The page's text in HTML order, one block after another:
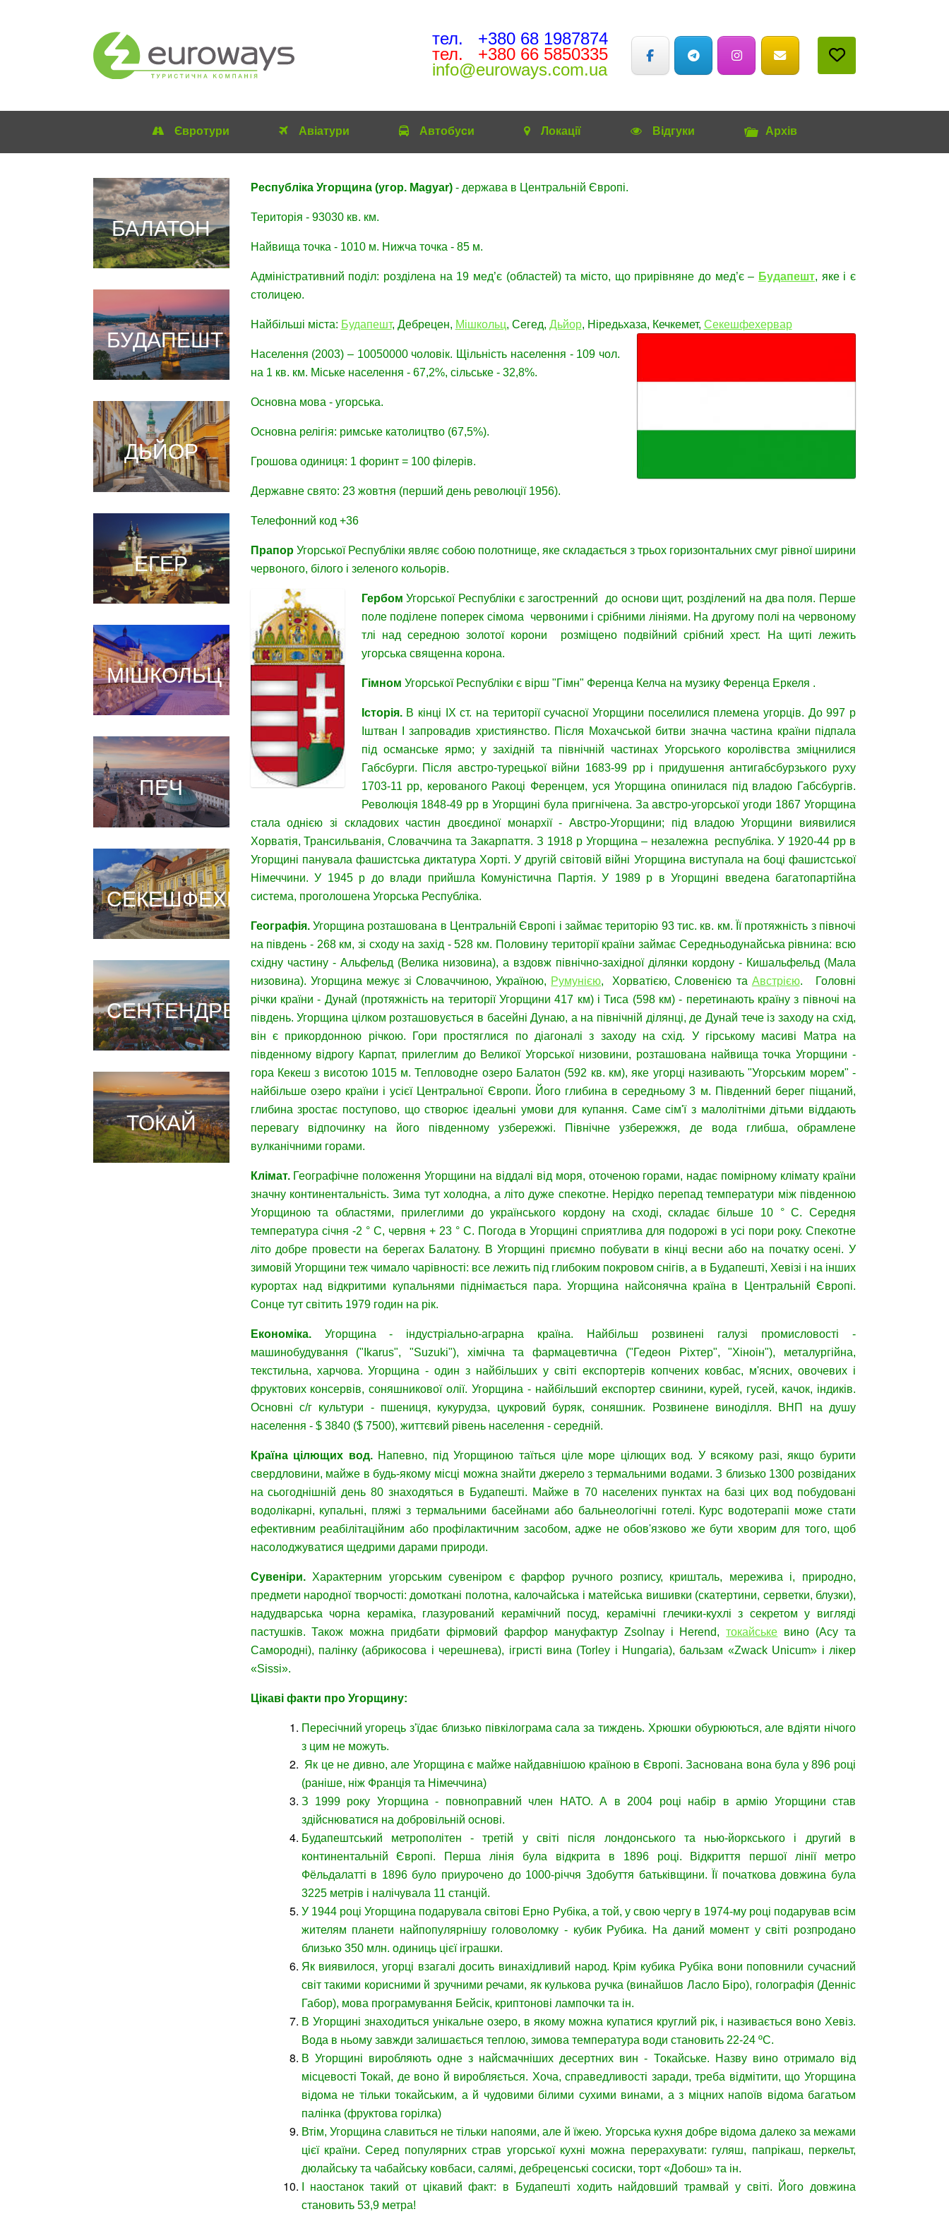
тел. +380 68 1987874
тел. +380 66 5850335
info@euroways.com.ua
Євротури Авіатури Автобуcи Локації Відгуки Архів
БАЛАТОН
БУДАПЕШТ
ДЬЙОР
ЕГЕР
МІШКОЛЬЦ
ПЕЧ
СЕКЕШФЕХЕРВАР
СЕНТЕНДРЕ
ТОКАЙ
Республіка Угорщина (угор. Magyar)- держава в Центральній Європі.
Територія - 93030 кв. км.
Найвища точка - 1010 м. Нижча точка - 85 м.
Адміністративний поділ: розділена на 19 мед’є (областей) та місто, що прирівняне до мед’є – Будапешт, яке і є
столицею.
Найбільші міста: Будапешт, Дебрецен, Мішкольц, Сегед, Дьйор, Ніредьхаза, Кечкемет, Секешфехервар
Населення (2003) – 10050000 чоловік. Щільність населення - 109 чол.
на 1 кв. км. Міське населення - 67,2%, сільське - 32,8%.
Основна мова - угорська.
Основна релігія: римське католицтво (67,5%).
Грошова одиниця: 1 форинт = 100 філерів.
Державне свято: 23 жовтня (перший день революції 1956).
Телефонний код +36
ПрапорУгорської Республіки являє собою полотнище, яке складається з трьох горизонтальних смуг рівної ширини
червоного, білого і зеленого кольорів.
Гербом Угорської Республіки є загостренний до основи щит, розділений на два поля. Перше
поле поділене поперек сімома червоними і срібними лініями. На другому полі на червоному
тлі над середною золотої корони розміщено подвійний срібний хрест. На щиті лежить
угорська священна корона.
Гімном Угорської Республіки є вірш "Гімн" Ференца Келча на музику Ференца Еркеля .
Історія. В кінці IX ст. на території сучасної Угорщини поселилися племена угорців. До 997 р
Іштван I запровадив християнство. Після Мохачськой битви значна частина країни підпала
під османське ярмо; у західній та північній частинах Угорського королівства зміцнилися
Габсбурги. Після австро-турецької війни 1683-99 рр і придушення антигабсбурзького руху
1703-11 рр, керованого Ракоці Ференцем, уся Угорщина опинилася під владою Габсбургів.
Революція 1848-49 рр в Угорщині була пригнічена. За австро-угорської угоди 1867 Угорщина
стала однією зі складових частин двоєдиної монархії - Австро-Угорщини; під владою Угорщини виявилися
Хорватія, Трансильванія, Словаччина та Закарпаття. З 1918 р Угорщина – незалежна республіка. У 1920-44 рр в
Угорщині панувала фашистська диктатура Хорті. У другій світовій війні Угорщина виступала на боці фашистської
Німеччини. У 1945 р до влади прийшла Комуністична Партія. У 1989 р в Угорщині введена багатопартійна
система, проголошена Угорська Республіка.
Географія. Угорщина розташована в Центральній Європі і займає територію 93 тис. кв. км. Її протяжність з півночі
на південь - 268 км, зі сходу на захід - 528 км. Половину території країни займає Середньодунайська рівнина: всю
східну частину - Альфельд (Велика низовина), а вздовж північно-західної ділянки кордону - Кишальфельд (Мала
низовина). Угорщина межує зі Словаччиною, Україною, Румунією, Хорватією, Словенією та Австрією. Головні
річки країни - Дунай (протяжність на території Угорщини 417 км) і Тиса (598 км) - перетинають країну з півночі на
південь. Угорщина цілком розташовується в басейні Дунаю, а на північній ділянці, де Дунай тече із заходу на схід,
він є прикордонною річкою. Гори простяглися по діагоналі з заходу на схід. У гірському масиві Матра на
південному відрогу Карпат, прилеглим до Великої Угорської низовини, розташована найвища точка Угорщини -
гора Кекеш з висотою 1015 м. Тепловодне озеро Балатон (592 кв. км), яке угорці називають "Угорським морем" -
найбільше озеро країни і усієї Центральної Європи. Його глибина в середньому 3 м. Південний берег піщаний,
глибина зростає поступово, що створює ідеальні умови для купання. Саме сім'ї з малолітніми дітьми віддають
перевагу відпочинку на його південному узбережжі. Північне узбережжя, де вода глибша, обрамлене
вулканічними горами.
Клімат. Географічне положення Угорщини на віддалі від моря, оточеною горами, надає помірному клімату країни
значну континентальність. Зима тут холодна, а літо дуже спекотне. Нерідко перепад температури між південною
Угорщиною та областями, прилеглими до українського кордону на сході, складає більше 10 ° С. Середня
температура січня -2 ° С, червня + 23 ° С. Погода в Угорщині сприятлива для подорожі в усі пори року. Спекотне
літо добре провести на берегах Балатону. В Угорщині приємно побувати в кінці весни або на початку осені. У
зимовій Угорщини теж чимало чарівності: все лежить під глибоким покровом снігів, а в Будапешті, Хевізі і на інших
курортах над відкритими купальнями піднімається пара. Угорщина найсонячна країна в Центральній Європі.
Сонце тут світить 1979 годин на рік.
Економіка. Угорщина - індустріально-аграрна країна. Найбільш розвинені галузі промисловості -
машинобудування ("Ikarus", "Suzuki"), хімічна та фармацевтична ("Гедеон Ріхтер", "Хіноін"), металургійна,
текстильна, харчова. Угорщина - один з найбільших у світі експортерів копчених ковбас, м'ясних, овочевих і
фруктових консервів, соняшникової олії. Угорщина - найбільший експортер свинини, курей, гусей, качок, індиків.
Основні с/г культури - пшениця, кукурудза, цукровий буряк, соняшник. Розвинене виноділля. ВНП на душу
населення - $ 3840 ($ 7500), життєвий рівень населення - середній.
Країна цілющих вод. Напевно, під Угорщиною таїться ціле море цілющих вод. У всякому разі, якщо бурити
свердловини, майже в будь-якому місці можна знайти джерело з термальними водами. З близько 1300 розвіданих
на сьогоднішній день 80 знаходяться в Будапешті. Майже в 70 населених пунктах на базі цих вод побудовані
водолікарні, купальні, пляжі з термальними басейнами або бальнеологічні готелі. Курс водотерапіі може стати
ефективним реабілітаційним або профілактичним засобом, адже не обов'язково же бути хворим для того, щоб
насолоджуватися щедрими дарами природи.
Сувеніри. Характерним угорським сувеніром є фарфор ручного розпису, кришталь, мережива і, природно,
предмети народної творчості: домоткані полотна, калочайська і матейська вишивки (скатертини, серветки, блузки),
надудварська чорна кераміка, глазурований керамічний посуд, керамічні глечики-кухлі з секретом у вигляді
пастушків. Також можна придбати фірмовий фарфор мануфактур Zsolnay і Herend,токайське вино (Асу та
Самородні), палінку (абрикосова і черешнева), ігристі вина (Torley і Hungaria), бальзам «Zwack Unicum» і лікер
«Sissi».
Цікаві факти про Угорщину:
Пересічний угорець з'їдає близько півкілограма сала за тиждень. Хрюшки обурюються, але вдіяти нічого
з цим не можуть.
Як це не дивно, але Угорщина є майже найдавнішою країною в Європі. Заснована вона була у 896 році
(раніше, ніж Франція та Німеччина)
З 1999 року Угорщина - повноправний член НАТО. А в 2004 році набір в армію Угорщини став
здійснюватися на добровільній основі.
Будапештський метрополітен - третій у світі після лондонського та нью-йоркського і другий в
континентальній Європі. Перша лінія була відкрита в 1896 році. Відкриття першої лінії метро
Фёльдалатті в 1896 було приурочено до 1000-річчя Здобуття батьківщини. Її початкова довжина була
3225 метрів і налічувала 11 станцій.
У 1944 році Угорщина подарувала світові Ерно Рубіка, а той, у свою чергу в 1974-му році подарував всім
жителям планети найпопулярнішу головоломку - кубик Рубика. На даний момент у світі розпродано
близько 350 млн. одиниць цієї іграшки.
Як виявилося, угорці взагалі досить винахідливий народ. Крім кубика Рубіка вони поповнили сучасний
світ такими корисними й зручними речами, як кулькова ручка (винайшов Ласло Біро), голографія (Денніс
Габор), мова програмування Бейсік, криптонові лампочки та ін.
В Угорщині знаходиться унікальне озеро, в якому можна купатися круглий рік, і називається воно Хевіз.
Вода в ньому завжди залишається теплою, зимова температура води становить 22-24 ºС.
В Угорщині виробляють одне з найсмачніших десертних вин - Токайське. Назву вино отримало від
місцевості Токай, де воно й виробляється. Хоча, справедливості заради, треба відмітити, що Угорщина
відома не тільки токайським, а й чудовими білими сухими винами, а з міцних напоїв відома багатьом
палінка (фруктова горілка)
Втім, Угорщина славиться не тільки напоями, але й їжею. Угорська кухня добре відома далеко за межами
цієї країни. Серед популярних страв угорської кухні можна перерахувати: гуляш, папрікаш, перкельт,
дюлайську та чабайську ковбаси, салямі, дебреценські сосиски, торт «Добош» та ін.
І наостанок такий от цікавий факт: в Будапешті ходить найдовший трамвай у світі. Його довжина
становить 53,9 метра!